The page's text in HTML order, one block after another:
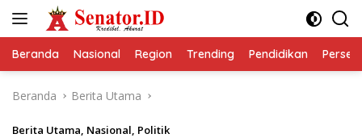
Beranda Nasional Region Trending Pendidikan
Beranda Berita Utama
Berita Utama, Nasional, Politik